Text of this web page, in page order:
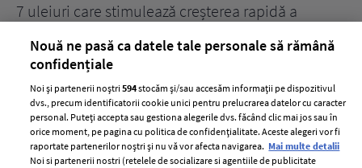
7 uleiuri care stimulează creșterea rapidă a
Nouă ne pasă ca datele tale personale să rămână
confidențiale
Noi și partenerii noștri594stocăm și/sau accesăm informații pe dispozitivul
dvs., precum identificatorii cookie unici pentru prelucrarea datelor cu caracter
personal. Puteți accepta sau gestiona alegerile dvs. făcând clic mai jos sau în
orice moment, pe pagina cu politica de confidențialitate. Aceste alegeri vor fi
raportate partenerilor noștri și nu vă vor afecta navigarea. Mai multe detalii
Noi si partenerii nostri (retelele de socializare si agentiile de publicitate